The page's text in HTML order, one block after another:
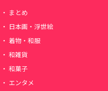
まとめ
日本画・浮世絵
着物・和服
和雑貨
和菓子
エンタメ